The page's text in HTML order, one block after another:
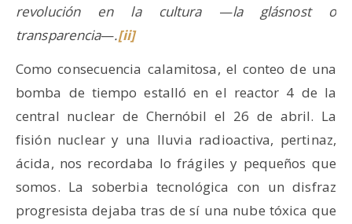
revolución en la cultura —la glásnost o
transparencia—.[ii]
Como consecuencia calamitosa, el conteo de una
bomba de tiempo estalló en el reactor 4 de la
central nuclear de Chernóbil el 26 de abril. La
fisión nuclear y una lluvia radioactiva, pertinaz,
ácida, nos recordaba lo frágiles y pequeños que
somos. La soberbia tecnológica con un disfraz
progresista dejaba tras de sí una nube tóxica que